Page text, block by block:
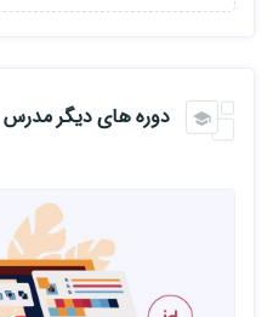
دوره های دیگر مدرس